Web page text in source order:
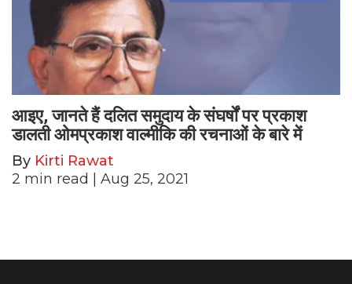
आइए, जानते हैं दलित समुदाय के संघर्षों पर प्रकाश
डालती ओमप्रकाश वाल्मीकि की रचनाओं के बारे में
By Kirti Rawat
2 min read | Aug 25, 2021